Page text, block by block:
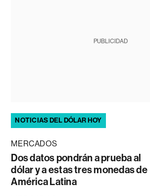
PUBLICIDAD
NOTICIAS DEL DÓLAR HOY
MERCADOS
Dos datos pondrán a prueba al
dólar y a estas tres monedas de
América Latina